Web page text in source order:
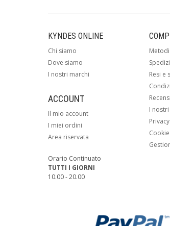
KYNDES ONLINE
Chi siamo
Dove siamo
I nostri marchi
ACCOUNT
Il mio account
I miei ordini
Area riservata
Orario Continuato
TUTTI I GIORNI
10.00 - 20.00
Resi e
I